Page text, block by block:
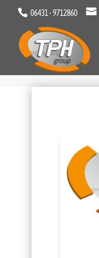
06431 - 9712860